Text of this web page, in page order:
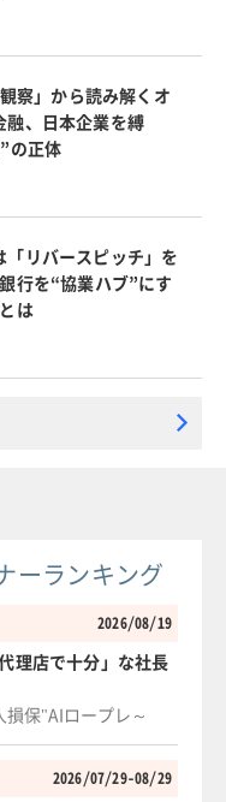
観察」から読み解くオ
融、日本企業を縛
の正体
「リバースピッチ」を
行を“協業ハブ”にす
は
ーランキング
2026/08/19
理店で十分」な社長
保"AIロープレ～
2026/07/29-08/29